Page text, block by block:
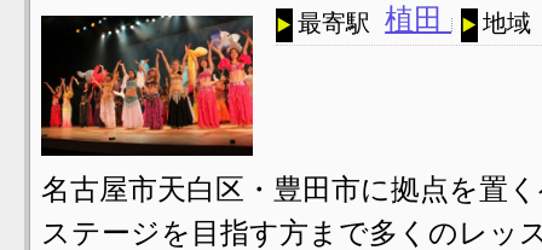
最寄駅 植田 地域
名古屋市天白区・豊田市に拠点を置
ステージを目指す方まで多くのレッ